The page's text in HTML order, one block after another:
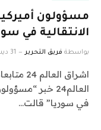
مسؤولون
الانتقالية في
بواسطة فريق التحرير 31 ديسمبر، 2024
اشراق
العالم24 خبر
في سوريا” قالت…